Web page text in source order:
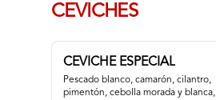
CEVICHES
CEVICHE ESPECIAL
Pescado blanco, camarón, cilantro,
pimentón, cebolla morada y blanca,